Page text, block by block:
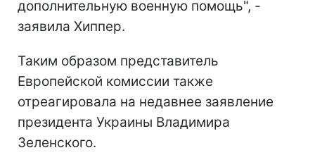
дополнительную военную помощь", -
заявила Хиппер.
Таким образом представитель
Европейской комиссии также
отреагировала на недавнее заявление
президента Украины Владимира
Зеленского.